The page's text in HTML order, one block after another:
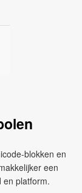
blokken en
een
en platform.